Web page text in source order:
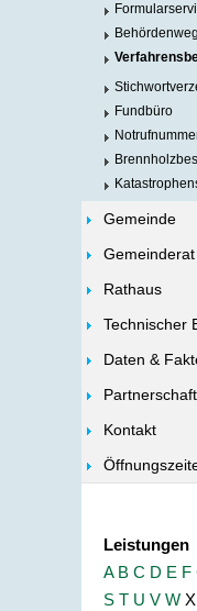
Fundbüro
Gemeinde
Gemeinderat
Rathaus
Technischer
Daten &
Kontakt
Leistungen
A B C D E F
S T U V W X